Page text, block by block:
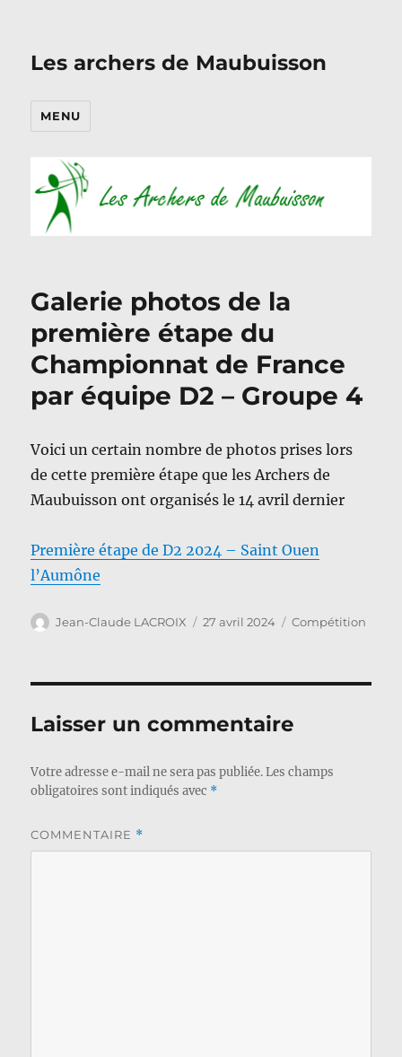
Les archers de Maubuisson
MENU
Galerie photos de la
première étape du
Championnat de France
par équipe D2 – Groupe 4
Voici un certain nombre de photos prises lors
de cette première étape que les Archers de
Maubuisson ont organisés le 14 avril dernier
Première étape de D2 2024 – Saint Ouen
l’Aumône
Auteur
Jean-Claude LACROIX
Publié
27 avril 2024 Catégories
Compétition
Laisser un commentaire
Votre adresse e-mail ne sera pas publiée. Les champs
obligatoires sont indiqués avec *
COMMENTAIRE *